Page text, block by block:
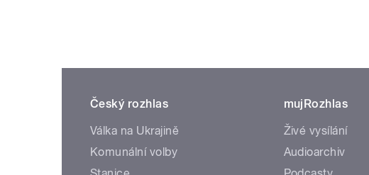
Český rozhlas
Válka na Ukrajině
Komunální volby
mujRozhlas
Živé vysílání
Audioarchiv